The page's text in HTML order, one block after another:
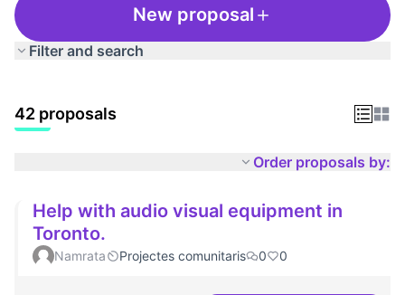
New proposal
Filter and search
42 proposals
Order proposals by:
Help with audio visual equipment in
Toronto.
Namrata Projectes comunitaris 0 0